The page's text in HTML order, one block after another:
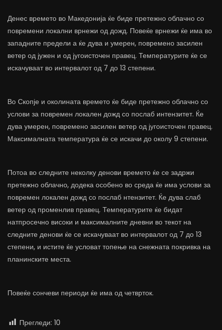
Денес времето во Македонија ќе биде претежно облачно со
повремени локални врнежи од дожд. Повеќе врнежи ќе има во
западните предели а ќе дува и умерен, повремено засилен
ветер од јужен и од југоисточен правец. Температурите ќе се
искачуваат во интервалот од 7 до 13 степени.
Во Скопје и околината времето ќе биде претежно облачно со
услови за повремен локален дожд со послаб интензитет. Ќе
дува умерен, повремено засилен ветер од југоисточен правец.
Максималната температура ќе се искачи до околу 9 степени.
Потоа во следните неколку денови времето ќе се задржи
претежно облачно, додека особено во среда ќе има услови за
повремен локален дожд со послаб нтензитет. Ќе дува слаб
ветер од променлив правец. Температурите ќе бидат
натпросечно високи и максималните дневни во текот на
следните денови ќе се искачуваат во интервалот од 7 до 13
степени, и истите ќе условат топење на снежната покривка на
планинските места.
Повеќе сончеви периоди ќе има од четврток.
Прегледи: 10